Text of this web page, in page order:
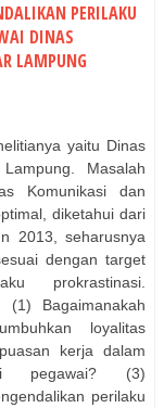
PERILAKU
DINAS
LAMPUNG
yaitu Dinas
Masalah
Komunikasi dan
diketahui dari
2013, seharusnya
dengan target
prokrastinasi.
(1) Bagaimanakah
loyalitas
kerja dalam
pegawai? (3)
perilaku